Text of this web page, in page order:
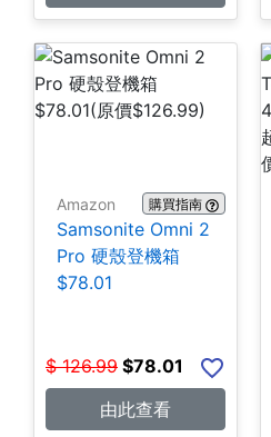
Amazon 購買指南
Samsonite Omni 2
Pro 硬殼登機箱
$78.01
$ 126.99 $78.01
由此查看